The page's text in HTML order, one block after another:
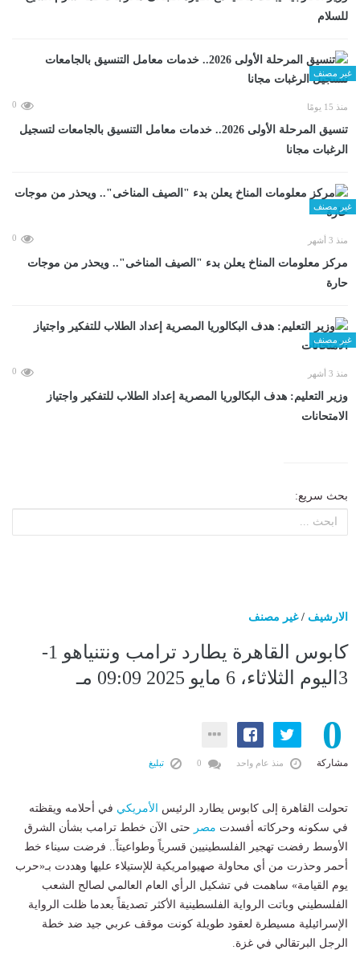
للسلام
غير مصنف
منذ 15 يومًا 0
تنسيق المرحلة الأولى 2026.. خدمات معامل التنسيق بالجامعات لتسجيل
الرغبات مجانا
غير مصنف
منذ 3 أشهر 0
مركز معلومات المناخ يعلن بدء "الصيف المناخى".. ويحذر من موجات
حارة
غير مصنف
منذ 3 أشهر 0
وزير التعليم: هدف البكالوريا المصرية إعداد الطلاب للتفكير واجتياز
الامتحانات
بحث سريع:
الارشيف /غير مصنف
كابوس القاهرة يطارد ترامب ونتنياهو 1-
3اليوم الثلاثاء، 6 مايو 2025 09:09 مـ
0
مشاركة منذ عام واحد تبليغ
تحولت القاهرة إلى كابوس يطارد الرئيس الأمريكي في أحلامه ويقظته
في سكونه وحركاته أفسدت مصر حتى الآن خطط ترامب بشأن الشرق
الأوسط رفضت تهجير الفلسطينيين قسرياً وطواعيتاً.. فرضت سيناء خط
أحمر وحذرت من أي محاولة صهيوامريكية للإستيلاء عليها وهددت بـ«حرب
يوم القيامة» ساهمت في تشكيل الرأي العام العالمي لصالح الشعب
الفلسطيني وباتت الرواية الفلسطينية الأكثر تصديقاً بعدما ظلت الرواية
الإسرائيلية مسيطرة لعقود طويلة كونت موقف عربي جيد ضد خطة
الرجل البرتقالي في غزة.